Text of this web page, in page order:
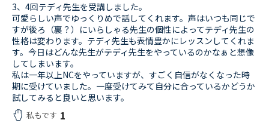
3、4回テディ先生を受講しました。
可愛らしい声でゆっくりめで話してくれます。声はいつも同じで
すが後ろ（裏？）にいらしゃる先生の個性によってテディ先生の
性格は変わります。テディ先生も表情豊かにレッスンしてくれま
す。今日はどんな先生がテディ先生をやっているのかなぁと想像
してしまいます。
私は一年以上NCをやっていますが、すごく自信がなくなった時
期に受けていました。一度受けてみて自分に合っているかどうか
試してみると良いと思います。
私もです 1